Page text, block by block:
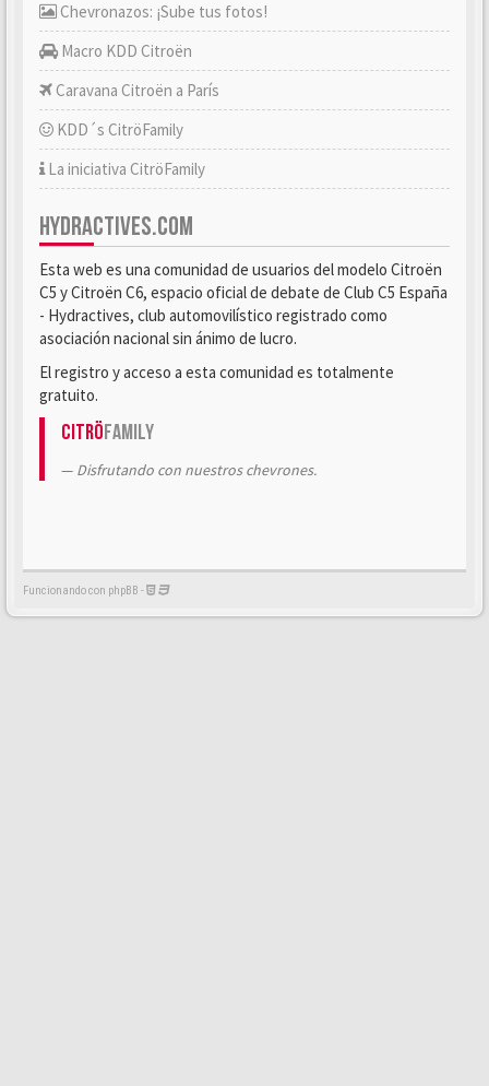
Chevronazos: ¡Sube tus fotos!
Macro KDD Citroën
Caravana Citroën a París
KDD´s CitröFamily
La iniciativa CitröFamily
HYDRACTIVES.COM
Esta web es una comunidad de usuarios del modelo Citroën
C5 y Citroën C6, espacio oficial de debate de Club C5 España
- Hydractives, club automovilístico registrado como
asociación nacional sin ánimo de lucro.
El registro y acceso a esta comunidad es totalmente
gratuito.
CitröFamily
Disfrutando con nuestros chevrones.
Funcionando con phpBB -